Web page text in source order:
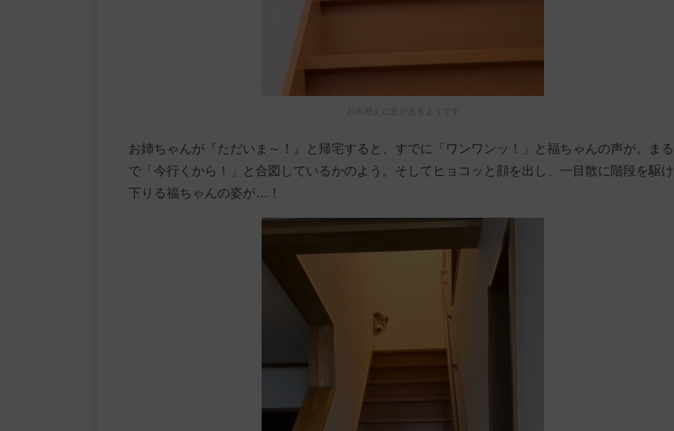
お姉ちゃんが『ただいま～！』と帰宅すると、すでに「ワンワンッ！」と福ちゃんの声が。まる
で「今行くから！」と合図しているかのよう。そしてヒョコッと顔を出し、一目散に階段を駆け
下りる福ちゃんの姿が…！